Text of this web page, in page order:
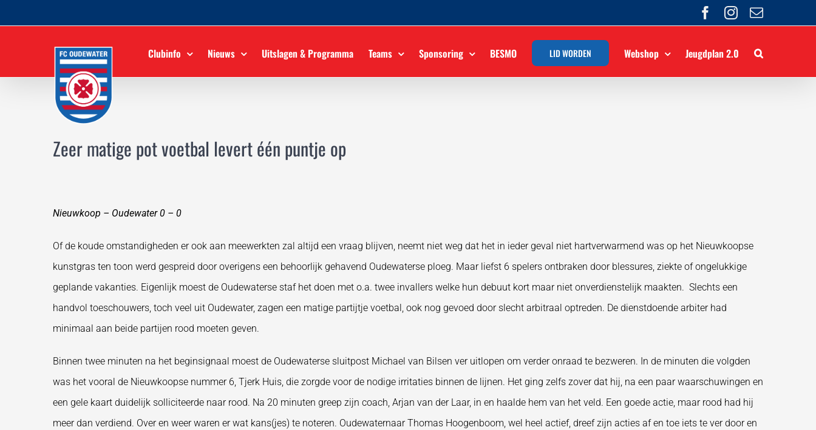
naar
Facebook
Instagram
E-
mail
Clubinfo Nieuws Uitslagen & Programma Teams Sponsoring BESMO LID WORDEN Webshop Jeugdplan 2.0
Zeer matige pot voetbal levert één puntje op
Nieuwkoop – Oudewater 0 – 0
Of de koude omstandigheden er ook aan meewerkten zal altijd een vraag blijven, neemt niet weg dat het in ieder geval niet hartverwarmend was op het Nieuwkoopse
kunstgras ten toon werd gespreid door overigens een behoorlijk gehavend Oudewaterse ploeg. Maar liefst 6 spelers ontbraken door blessures, ziekte of ongelukkige
geplande vakanties. Eigenlijk moest de Oudewaterse staf het doen met o.a. twee invallers welke hun debuut kort maar niet onverdienstelijk maakten. Slechts een
handvol toeschouwers, toch veel uit Oudewater, zagen een matige partijtje voetbal, ook nog gevoed door slecht arbitraal optreden. De dienstdoende arbiter had
minimaal aan beide partijen rood moeten geven.
Binnen twee minuten na het beginsignaal moest de Oudewaterse sluitpost Michael van Bilsen ver uitlopen om verder onraad te bezweren. In de minuten die volgden
was het vooral de Nieuwkoopse nummer 6, Tjerk Huis, die zorgde voor de nodige irritaties binnen de lijnen. Het ging zelfs zover dat hij, na een paar waarschuwingen en
een gele kaart duidelijk solliciteerde naar rood. Na 20 minuten greep zijn coach, Arjan van der Laar, in en haalde hem van het veld. Een goede actie, maar rood had hij
meer dan verdiend. Over en weer waren er wat kans(jes) te noteren. Oudewaternaar Thomas Hoogenboom, wel heel actief, dreef zijn acties af en toe iets te ver door en